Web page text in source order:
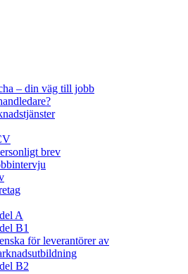
– din väg till jobb
brev
A
B1
för leverantörer av
B2